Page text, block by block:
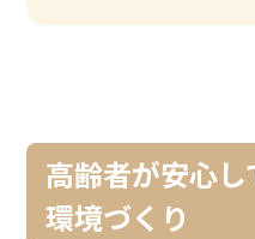
高齢者が安心
環境づくり